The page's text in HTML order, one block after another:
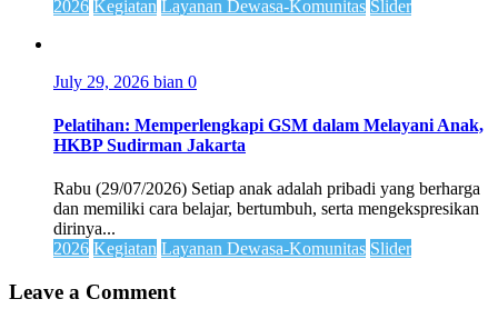
2026 Kegiatan Layanan Dewasa-Komunitas Slider
July 29, 2026 bian 0
Pelatihan: Memperlengkapi GSM dalam Melayani Anak,
HKBP Sudirman Jakarta
Rabu (29/07/2026) Setiap anak adalah pribadi yang berharga
dan memiliki cara belajar, bertumbuh, serta mengekspresikan
dirinya...
2026 Kegiatan Layanan Dewasa-Komunitas Slider
Leave a Comment